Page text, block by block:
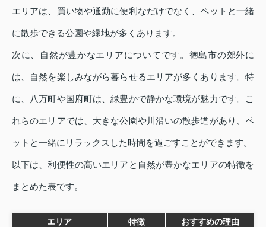
エリアは、買い物や通勤に便利なだけでなく、ペットと一緒
に散歩できる公園や緑地が多くあります。
次に、自然が豊かなエリアについてです。徳島市の郊外に
は、自然を楽しみながら暮らせるエリアが多くあります。特
に、八万町や国府町は、緑豊かで静かな環境が魅力です。こ
れらのエリアでは、大きな公園や川沿いの散歩道があり、ペ
ットと一緒にリラックスした時間を過ごすことができます。
以下は、利便性の高いエリアと自然が豊かなエリアの特徴を
まとめた表です。
エリア 特徴 おすすめの理由